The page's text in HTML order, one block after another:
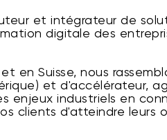
et intégrateur de
digitale des
en Suisse, nous
et d'accélérateur,
enjeux industriels en
clients d'atteindre leurs